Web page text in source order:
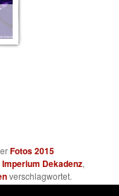
Fotos 2015
Imperium Dekadenz,
verschlagwortet.